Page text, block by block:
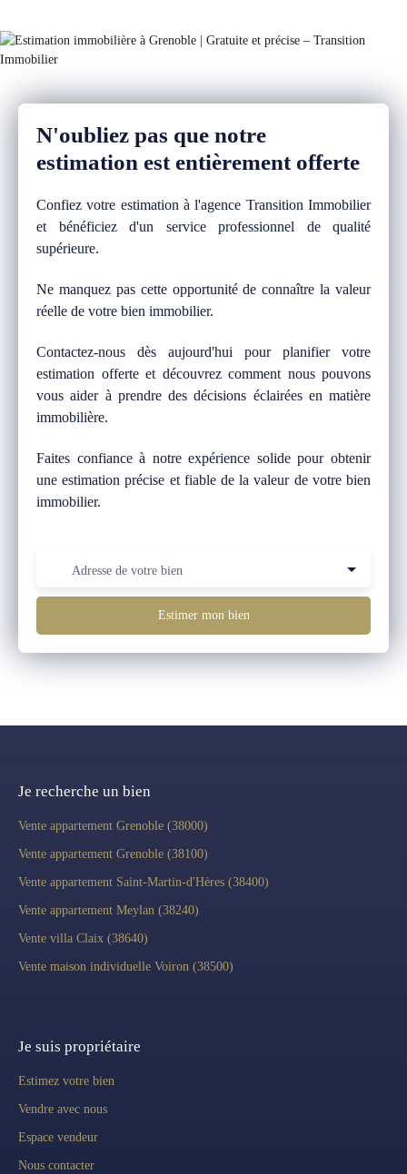
N'oubliez pas que notre
estimation est entièrement offerte
Confiez votre estimation à l'agence Transition Immobilier
et bénéficiez d'un service professionnel de qualité
supérieure.
Ne manquez pas cette opportunité de connaître la valeur
réelle de votre bien immobilier.
Contactez-nous dès aujourd'hui pour planifier votre
estimation offerte et découvrez comment nous pouvons
vous aider à prendre des décisions éclairées en matière
immobilière.
Faites confiance à notre expérience solide pour obtenir
une estimation précise et fiable de la valeur de votre bien
immobilier.
Adresse de votre bien
Estimer mon bien
Je recherche un bien
Vente appartement Grenoble (38000)
Vente appartement Grenoble (38100)
Vente appartement Saint-Martin-d'Hères (38400)
Vente appartement Meylan (38240)
Vente villa Claix (38640)
Vente maison individuelle Voiron (38500)
Je suis propriétaire
Estimez votre bien
Vendre avec nous
Espace vendeur
Nous contacter